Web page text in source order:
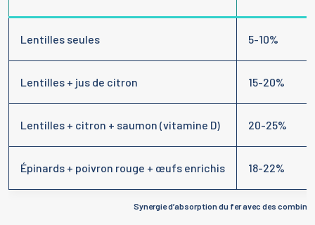
Synergie d’absorption du fer avec des
Lentilles seules 5-10%
Lentilles + jus de citron 15-20%
Lentilles + citron + saumon (vitamine D) 20-25%
Épinards + poivron rouge + œufs enrichis 18-22%